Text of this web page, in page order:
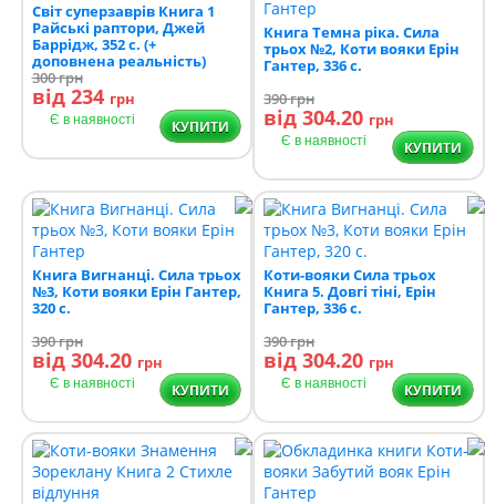
Світ суперзаврів Книга 1
Райські раптори, Джей
Баррідж, 352 с. (+
доповнена реальність)
300грн
від 234 грн
Є в наявності КУПИТИ
Книга Темна ріка. Сила
трьох №2, Коти вояки Ерін
Гантер, 336 с.
390грн
від 304.20 грн
Є в наявності КУПИТИ
Книга Вигнанці. Сила трьох
№3, Коти вояки Ерін Гантер,
320 с.
390грн
від 304.20 грн
Є в наявності КУПИТИ
Коти-вояки Сила трьох
Книга 5. Довгі тіні, Ерін
Гантер, 336 с.
390грн
від 304.20 грн
Є в наявності КУПИТИ